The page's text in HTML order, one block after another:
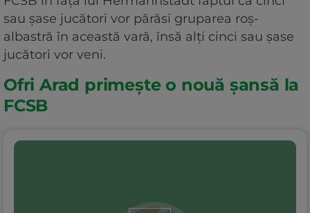
sau șase jucători vor părăsi gruparea roș-
albastră în această vară, însă alți cinci sau șase
jucători vor veni.
Ofri Arad primește o nouă șansă la
FCSB